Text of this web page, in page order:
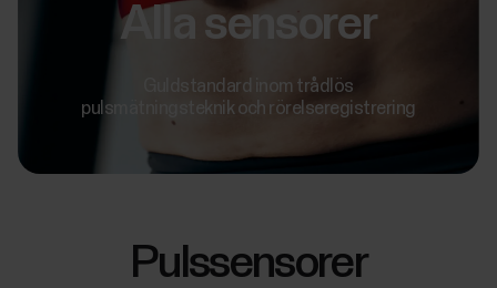
Alla sensorer
Guldstandard inom trådlös
pulsmätningsteknik och rörelseregistrering
Pulssensorer